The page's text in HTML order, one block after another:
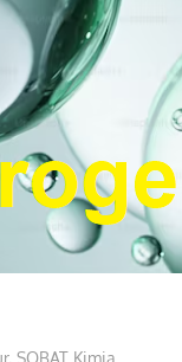
, SOBAT Kimia